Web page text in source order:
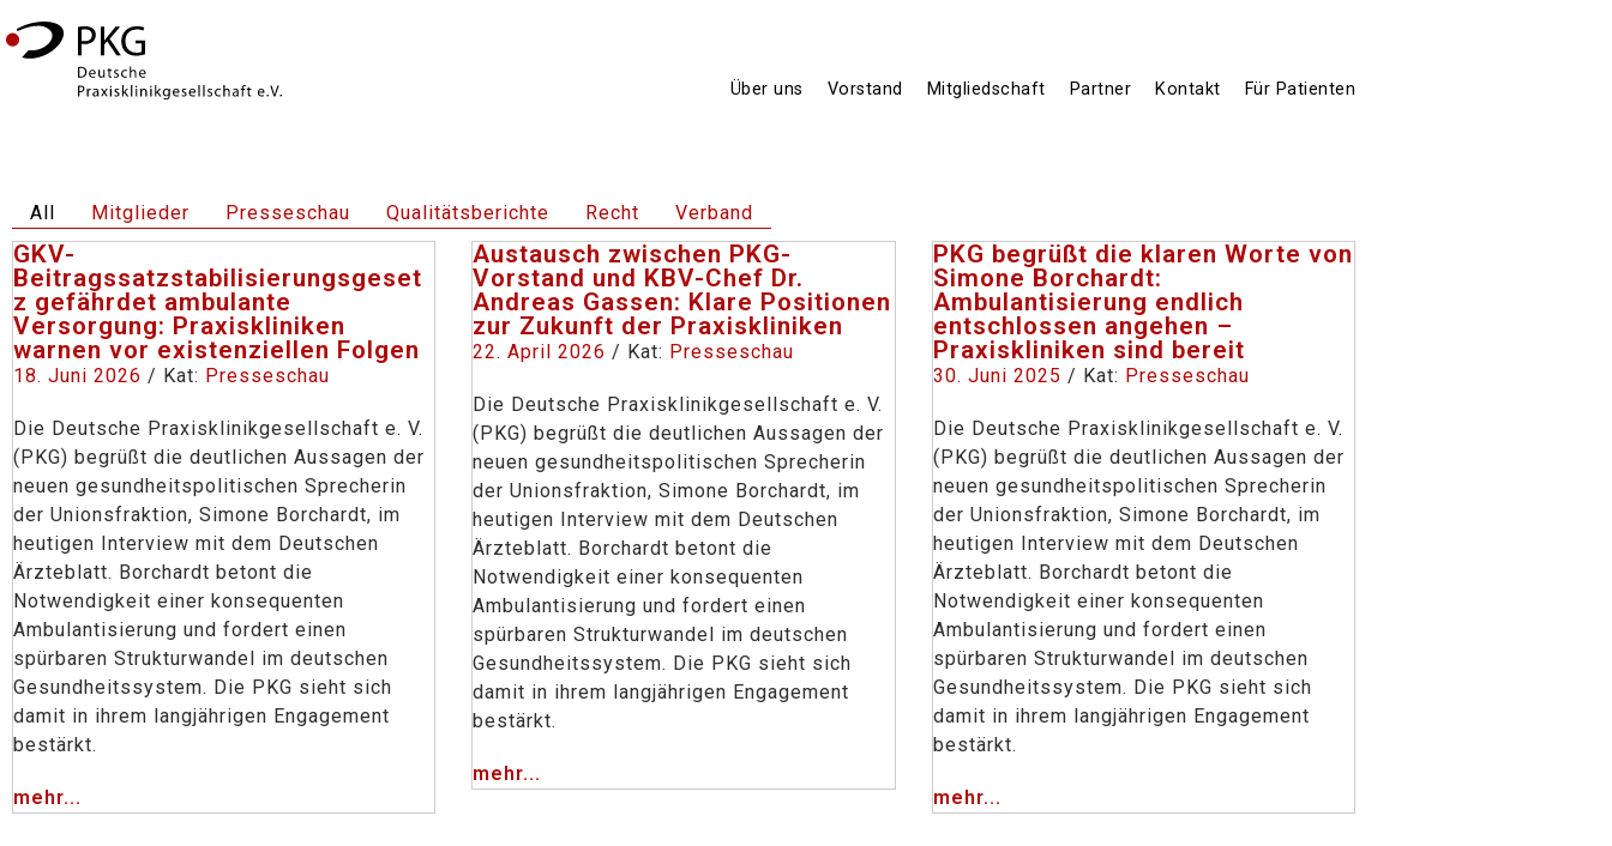
Über uns Vorstand Mitgliedschaft Partner Kontakt Für Patienten
All Mitglieder Presseschau Qualitätsberichte Recht Verband
GKV-
Beitragssatzstabilisierungsgeset
z gefährdet ambulante
Versorgung: Praxiskliniken
warnen vor existenziellen Folgen
18. Juni 2026 / Kat: Presseschau
Die Deutsche Praxisklinikgesellschaft e. V.
(PKG) begrüßt die deutlichen Aussagen der
neuen gesundheitspolitischen Sprecherin
der Unionsfraktion, Simone Borchardt, im
heutigen Interview mit dem Deutschen
Ärzteblatt. Borchardt betont die
Notwendigkeit einer konsequenten
Ambulantisierung und fordert einen
spürbaren Strukturwandel im deutschen
Gesundheitssystem. Die PKG sieht sich
damit in ihrem langjährigen Engagement
bestärkt.
mehr...
Austausch zwischen PKG-
Vorstand und KBV-Chef Dr.
Andreas Gassen: Klare Positionen
zur Zukunft der Praxiskliniken
22. April 2026 / Kat: Presseschau
Die Deutsche Praxisklinikgesellschaft e. V.
(PKG) begrüßt die deutlichen Aussagen der
neuen gesundheitspolitischen Sprecherin
der Unionsfraktion, Simone Borchardt, im
heutigen Interview mit dem Deutschen
Ärzteblatt. Borchardt betont die
Notwendigkeit einer konsequenten
Ambulantisierung und fordert einen
spürbaren Strukturwandel im deutschen
Gesundheitssystem. Die PKG sieht sich
damit in ihrem langjährigen Engagement
bestärkt.
mehr...
PKG begrüßt die klaren Worte von
Simone Borchardt:
Ambulantisierung endlich
entschlossen angehen –
Praxiskliniken sind bereit
30. Juni 2025 / Kat: Presseschau
Die Deutsche Praxisklinikgesellschaft e. V.
(PKG) begrüßt die deutlichen Aussagen der
neuen gesundheitspolitischen Sprecherin
der Unionsfraktion, Simone Borchardt, im
heutigen Interview mit dem Deutschen
Ärzteblatt. Borchardt betont die
Notwendigkeit einer konsequenten
Ambulantisierung und fordert einen
spürbaren Strukturwandel im deutschen
Gesundheitssystem. Die PKG sieht sich
damit in ihrem langjährigen Engagement
bestärkt.
mehr...